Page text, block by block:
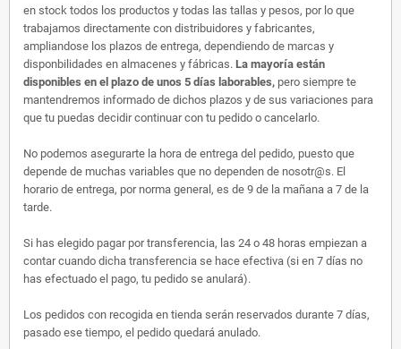
en stock todos los productos y todas las tallas y pesos, por lo que
trabajamos directamente con distribuidores y fabricantes,
ampliandose los plazos de entrega, dependiendo de marcas y
disponbilidades en almacenes y fábricas. La mayoría están
disponibles en el plazo de unos 5 días laborables, pero siempre te
mantendremos informado de dichos plazos y de sus variaciones para
que tu puedas decidir continuar con tu pedido o cancelarlo.
No podemos asegurarte la hora de entrega del pedido, puesto que
depende de muchas variables que no dependen de nosotr@s. El
horario de entrega, por norma general, es de 9 de la mañana a 7 de la
tarde.
Si has elegido pagar por transferencia, las 24 o 48 horas empiezan a
contar cuando dicha transferencia se hace efectiva (si en 7 días no
has efectuado el pago, tu pedido se anulará).
Los pedidos con recogida en tienda serán reservados durante 7 días,
pasado ese tiempo, el pedido quedará anulado.